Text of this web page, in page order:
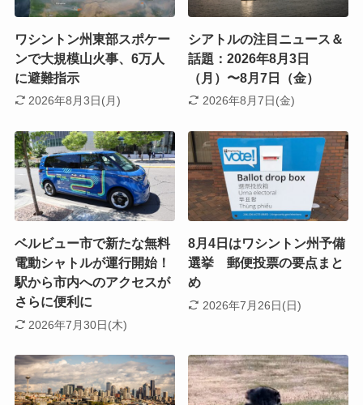
ワシントン州東部スポケー
ンで大規模山火事、6万人
に避難指示
2026年8月3日(月)
シアトルの注目ニュース＆
話題：2026年8月3日
（月）〜8月7日（金）
2026年8月7日(金)
ベルビュー市で新たな無料
電動シャトルが運行開始！
駅から市内へのアクセスが
さらに便利に
2026年7月30日(木)
8月4日はワシントン州予備
選挙 郵便投票の要点まと
め
2026年7月26日(日)